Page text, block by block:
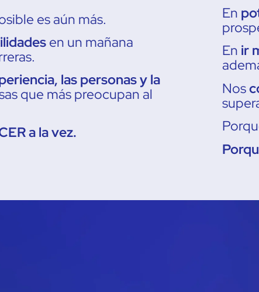
es aún más.
en un mañana
las personas y la
que más preocupan al
a la vez.
En
En ir
Nos